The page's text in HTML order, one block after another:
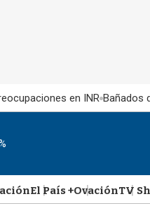
en INR Bañados
El País +OvaciónTV